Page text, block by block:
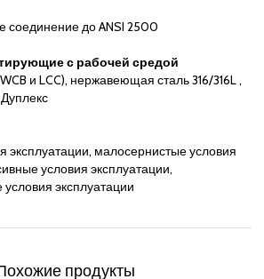
соединение до ANSI 2500
с рабочей средой
и LCC), нержавеющая сталь 316/316L ,
эксплуатации, малосернистые условия
условия эксплуатации,
эксплуатации
продукты